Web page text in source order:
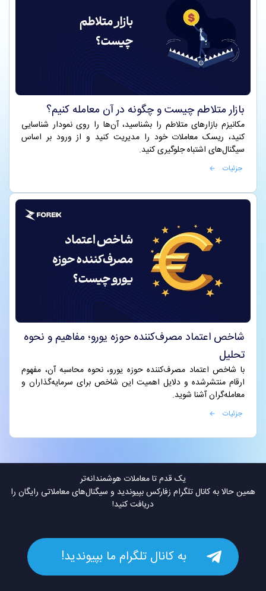
بازار متلاطم چیست و چگونه در آن معامله کنیم؟
مکانیزم بازارهای متلاطم را بشناسید، آن‌ها را روی نمودار شناسایی
کنید، ریسک معاملات خود را مدیریت کنید و از ورود بر اساس
سیگنال‌های اشتباه جلوگیری کنید.
جزئیات
شاخص اعتماد مصرف‌کننده حوزه یورو؛ مفاهیم و نحوه
تحلیل
با شاخص اعتماد مصرف‌کننده حوزه یورو، نحوه محاسبه آن، مفهوم
ارقام منتشرشده و دلایل اهمیت این شاخص برای سرمایه‌گذاران و
معامله‌گران آشنا شوید.
جزئیات
یک قدم تا معاملات هوشمندانه‌تر
همین حالا به کانال تلگرام زفارکس بپیوندید و سیگنال‌های معاملاتی رایگان را
دریافت کنید!
به کانال تلگرام ما بپیوندید!